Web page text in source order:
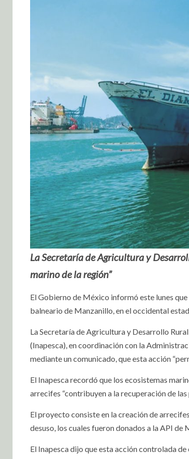
La Secretaría de Agricultura y
marino de la región”
El Gobierno de México informó este lunes
balneario de Manzanillo, en el occidental
La Secretaría de Agricultura y Desarrollo
(Inapesca), en coordinación con la
mediante un comunicado, que esta acción
El Inapesca recordó que los ecosistemas
arrecifes “contribuyen a la recuperación de
El proyecto consiste en la creación de
desuso, los cuales fueron donados a la API
El Inapesca dijo que esta acción controlada